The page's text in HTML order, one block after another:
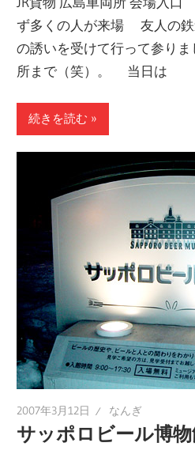
ず多くの人が来場 友人の鉄
の誘いを受けて行って参り
所まで（笑）。 当日は
続きを読む
2007年3月12日 なんぎ
サッポロビール博